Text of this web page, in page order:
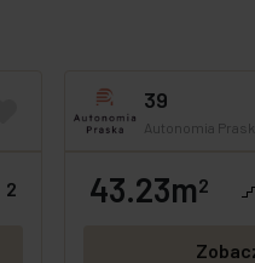
2
39
Autonomia
GOTOWE OFERTA
43.23m2